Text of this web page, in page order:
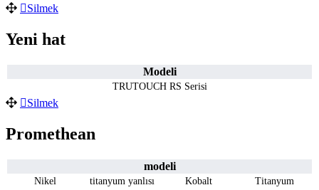
Silmek
Yeni hat
Modeli
TRUTOUCH RS Serisi
Silmek
Promethean
modeli
Nikel titanyum yanlısı Kobalt Titanyum